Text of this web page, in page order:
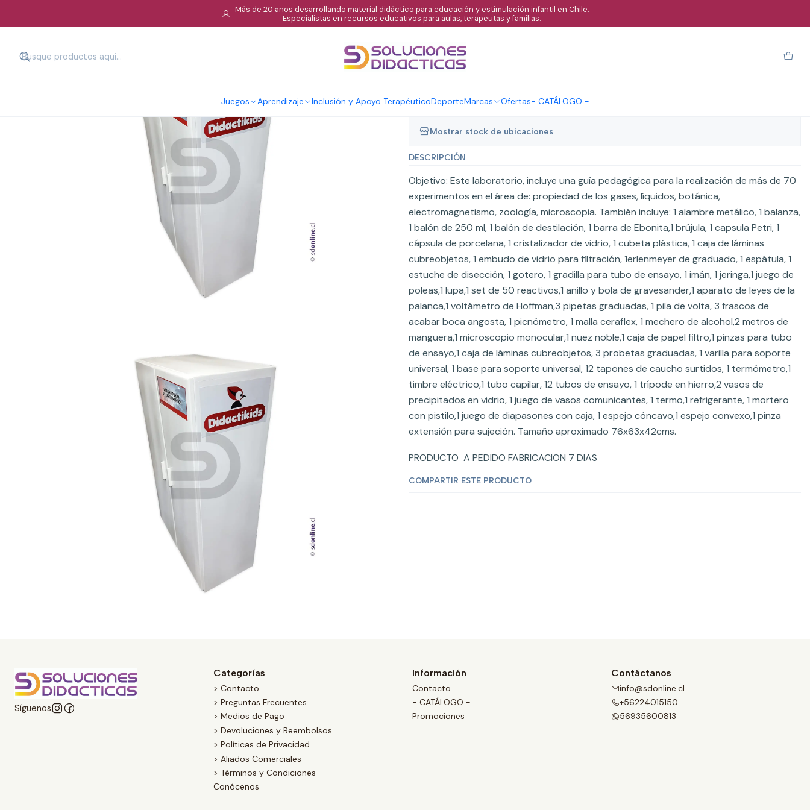
Juegos Aprendizaje Inclusión y Apoyo TerapéuticoDeporteMarcas Ofertas- CATÁLOGO -
Más de 20 años desarrollando material didáctico para educación y estimulación infantil en Chile.
Especialistas en recursos educativos para aulas, terapeutas y familias.
|
Laboratorio biologia estándar 70
experimentos
Cantidad
Mostrar stock de ubicaciones
DESCRIPCIÓN
Objetivo: Este laboratorio, incluye una guía pedagógica para la realización de más de 70
experimentos en el área de: propiedad de los gases, líquidos, botánica,
electromagnetismo, zoología, microscopia. También incluye: 1 alambre metálico, 1 balanza,
1 balón de 250 ml, 1 balón de destilación, 1 barra de Ebonita,1 brújula, 1 capsula Petri, 1
cápsula de porcelana, 1 cristalizador de vidrio, 1 cubeta plástica, 1 caja de láminas
cubreobjetos, 1 embudo de vidrio para filtración, 1erlenmeyer de graduado, 1 espátula, 1
estuche de disección, 1 gotero, 1 gradilla para tubo de ensayo, 1 imán, 1 jeringa,1 juego de
poleas,1 lupa,1 set de 50 reactivos,1 anillo y bola de gravesander,1 aparato de leyes de la
palanca,1 voltámetro de Hoffman,3 pipetas graduadas, 1 pila de volta, 3 frascos de
acabar boca angosta, 1 picnómetro, 1 malla ceraflex, 1 mechero de alcohol,2 metros de
manguera,1 microscopio monocular,1 nuez noble,1 caja de papel filtro,1 pinzas para tubo
de ensayo,1 caja de láminas cubreobjetos, 3 probetas graduadas, 1 varilla para soporte
universal, 1 base para soporte universal, 12 tapones de caucho surtidos, 1 termómetro,1
timbre eléctrico,1 tubo capilar, 12 tubos de ensayo, 1 trípode en hierro,2 vasos de
precipitados en vidrio, 1 juego de vasos comunicantes, 1 termo,1 refrigerante, 1 mortero
con pistilo,1 juego de diapasones con caja, 1 espejo cóncavo,1 espejo convexo,1 pinza
extensión para sujeción. Tamaño aproximado 76x63x42cms.
PRODUCTO A PEDIDO FABRICACION 7 DIAS
COMPARTIR ESTE PRODUCTO
Síguenos
Categorías
> Contacto
> Preguntas Frecuentes
> Medios de Pago
> Devoluciones y Reembolsos
> Políticas de Privacidad
> Aliados Comerciales
> Términos y Condiciones
Conócenos
Información
Contacto
- CATÁLOGO -
Promociones
Contáctanos
info@sdonline.cl
+56224015150
56935600813